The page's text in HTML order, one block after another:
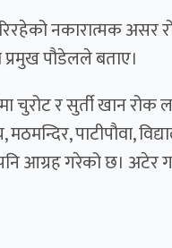
नकारात्मक
प्रमुख पौडेलले बताए।
र सुर्ती खान रोक
पाटीपौवा,
आग्रह गरेको छ। अटेर